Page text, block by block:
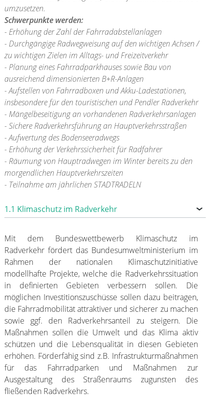
umzusetzen.
Schwerpunkte werden:
- Erhöhung der Zahl der Fahrradabstellanlagen
- Durchgängige Radwegweisung auf den wichtigen Achsen /
zu wichtigen Zielen im Alltags- und Freizeitverkehr
- Planung eines Fahrradparkhauses sowie Bau von
ausreichend dimensionierten B+R-Anlagen
- Aufstellen von Fahrradboxen und Akku-Ladestationen,
insbesondere für den touristischen und Pendler Radverkehr
- Mängelbeseitigung an vorhandenen Radverkehrsanlagen
- Sichere Radverkehrsführung an Hauptverkehrsstraßen
- Aufwertung des Bodenseeradwegs
- Erhöhung der Verkehrssicherheit für Radfahrer
- Räumung von Hauptradwegen im Winter bereits zu den
morgendlichen Hauptverkehrszeiten
- Teilnahme am jährlichen STADTRADELN
1.1 Klimaschutz im Radverkehr
Mit dem Bundeswettbewerb Klimaschutz im
Radverkehr fördert das Bundesumweltministerium im
Rahmen der nationalen Klimaschutzinitiative
modellhafte Projekte, welche die Radverkehrssituation
in definierten Gebieten verbessern sollen. Die
möglichen Investitionszuschüsse sollen dazu beitragen,
die Fahrradmobilität attraktiver und sicherer zu machen
sowie ggf. den Radverkehrsanteil zu steigern. Die
Maßnahmen sollen die Umwelt und das Klima aktiv
schützen und die Lebensqualität in diesen Gebieten
erhöhen. Förderfähig sind z.B. Infrastrukturmaßnahmen
für das Fahrradparken und Maßnahmen zur
Ausgestaltung des Straßenraums zugunsten des
fließenden Radverkehrs.